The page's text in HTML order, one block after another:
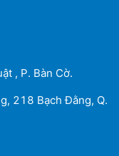
, P. Bàn Cờ.
218 Bạch Đằng, Q.